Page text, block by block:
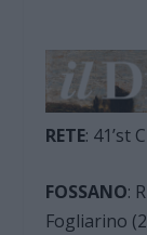
RETE: 41’st
FOSSANO:
Fogliarino